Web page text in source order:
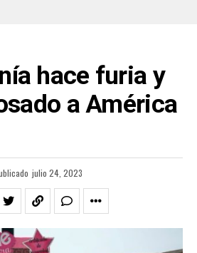
hace furia y
a América
julio 24, 2023